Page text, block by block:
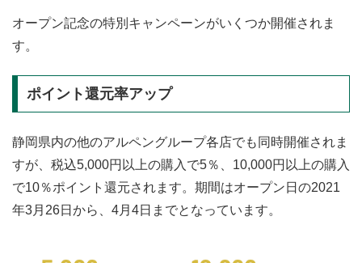
オープン記念の特別キャンペーンがいくつか開催されま
す。
ポイント還元率アップ
静岡県内の他のアルペングループ各店でも同時開催されま
すが、税込5,000円以上の購入で5％、10,000円以上の購入
で10％ポイント還元されます。期間はオープン日の2021
年3月26日から、4月4日までとなっています。